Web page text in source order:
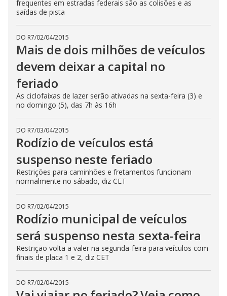
frequentes em estradas federais são as colisões e as
saídas de pista
DO R7/02/04/2015
Mais de dois milhões de veículos
devem deixar a capital no
feriado
As ciclofaixas de lazer serão ativadas na sexta-feira (3) e
no domingo (5), das 7h às 16h
DO R7/03/04/2015
Rodízio de veículos está
suspenso neste feriado
Restrições para caminhões e fretamentos funcionam
normalmente no sábado, diz CET
DO R7/02/04/2015
Rodízio municipal de veículos
será suspenso nesta sexta-feira
Restrição volta a valer na segunda-feira para veículos com
finais de placa 1 e 2, diz CET
DO R7/02/04/2015